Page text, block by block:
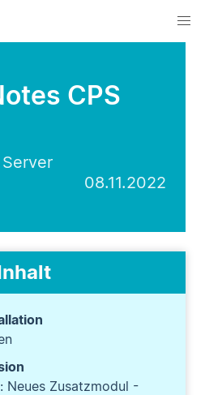
CPS
08.11.2022
Neues Zusatzmodul -